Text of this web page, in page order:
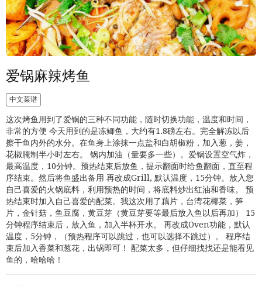
爱锅麻辣烤鱼
中文菜谱
这次烤鱼用到了爱锅的三种不同功能，随时切换功能，温度和时间，
非常的方便 今天用到的是冻鲫鱼，大约有1.8磅左右。完全解冻以后
擦干鱼内外的水分。在鱼身上涂抹一点盐和白胡椒粉，加入葱，姜，
花椒腌制半小时左右。 锅内加油（量要多一些）。爱锅设置空气炸，
最高温度，10分钟。预热结束后放鱼，提示翻面时给鱼翻面，直至程
序结束。然后将鱼盛出备用 再改成Grill, 默认温度，15分钟。放入您
自己喜爱的火锅底料，利用预热的时间，将底料炒出红油和香味。 预
热结束时加入自己喜爱的配菜。我这次用了藕片，台湾花椰菜，笋
片，金针菇，鱼豆腐，黄豆芽（黄豆芽要等最后放入鱼以后再加） 15
分钟程序结束后，放入鱼，加入半杯开水。 再改成Oven功能，默认
温度，5分钟，（预热程序可以跳过，也可以选择不跳过）。 程序结
束后加入香菜和葱花，出锅即可！ 配菜太多，但仔细找找还是能看见
鱼的，哈哈哈！